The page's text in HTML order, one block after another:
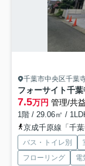
千葉市中央区千葉
フォーサイト千葉
7.5万円 管理/共
1階 / 29.06㎡ /
京成千原線「千
バス・トイレ別
フローリング
電